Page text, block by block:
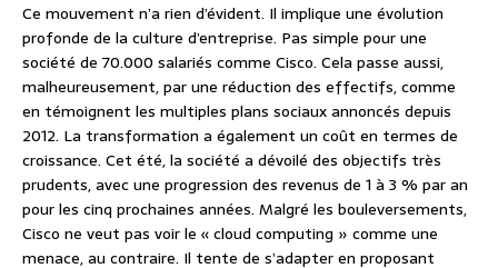
Ce mouvement n’a rien d’évident. Il implique une évolution
profonde de la culture d’entreprise. Pas simple pour une
société de 70.000 salariés comme Cisco. Cela passe aussi,
malheureusement, par une réduction des effectifs, comme
en témoignent les multiples plans sociaux annoncés depuis
2012. La transformation a également un coût en termes de
croissance. Cet été, la société a dévoilé des objectifs très
prudents, avec une progression des revenus de 1 à 3 % par an
pour les cinq prochaines années. Malgré les bouleversements,
Cisco ne veut pas voir le « cloud computing » comme une
menace, au contraire. Il tente de s’adapter en proposant